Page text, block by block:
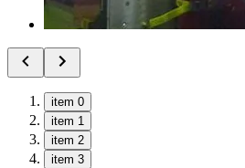
item 0
item 1
item 2
item 3